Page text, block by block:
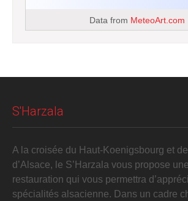
Data from MeteoArt.com
S'Harzala
A la croisée du Haut-Koenigsbourg et
d’Alsace, le S’Harzala vous propose
restauration qui vous permettra
spécialités alsacienne. Dans un cadre